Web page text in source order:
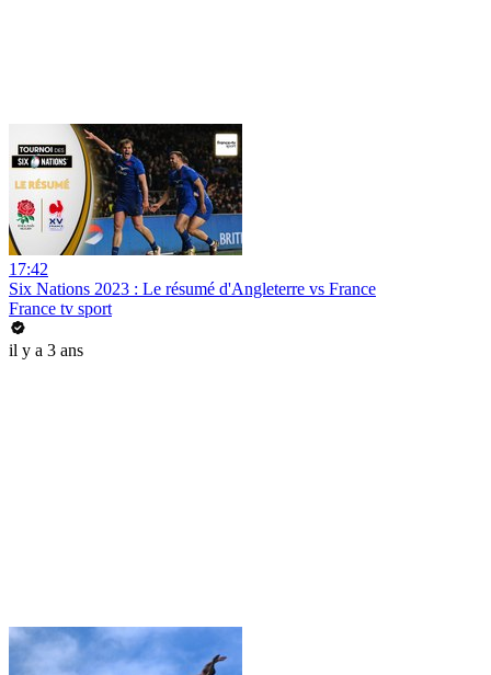
17:42
Six Nations 2023 : Le résumé d'Angleterre vs France
France tv sport
il y a 3 ans